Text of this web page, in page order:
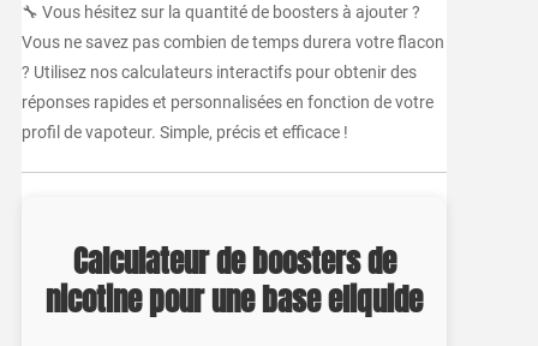
🔧 Vous hésitez sur la quantité de boosters à ajouter ?
Vous ne savez pas combien de temps durera votre flacon
? Utilisez nos calculateurs interactifs pour obtenir des
réponses rapides et personnalisées en fonction de votre
profil de vapoteur. Simple, précis et efficace !
Calculateur de boosters de
nicotine pour une base eliquide